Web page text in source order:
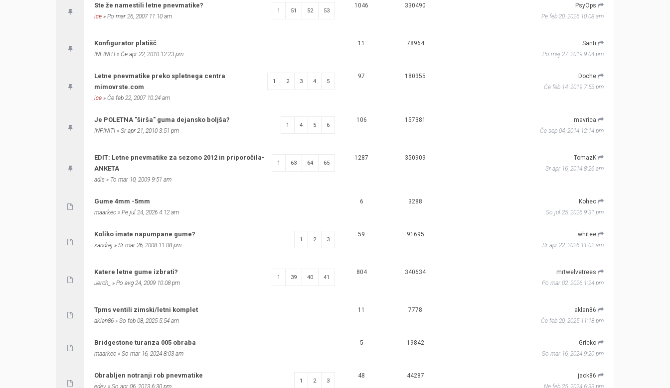
1 51 52 53
Ste že namestili letne pnevmatike?
ice » Po mar 26, 2007 11:10 am
1046 330490
PsyOps
Pe feb 20, 2026 10:08 am
Konfigurator platišč
INFINITI » Če apr 22, 2010 12:23 pm
11 78964
Santi
Po maj 27, 2019 9:04 pm
1 2 3 4 5
Letne pnevmatike preko spletnega centra
mimovrste.com
ice » Če feb 22, 2007 10:24 am
97 180355
Doche
Če feb 14, 2019 7:53 pm
1 4 5 6
Je POLETNA "širša" guma dejansko boljša?
INFINITI » Sr apr 21, 2010 3:51 pm
106 157381
mavrica
Če sep 04, 2014 12:14 pm
1 63 64 65
EDIT: Letne pnevmatike za sezono 2012 in priporočila-
ANKETA
adis » To mar 10, 2009 9:51 am
1287 350909
TomazK
Sr apr 16, 2014 8:26 am
Gume 4mm -5mm
maarkec » Pe jul 24, 2026 4:12 am
6 3288
Kohec
So jul 25, 2026 9:31 pm
1 2 3
Koliko imate napumpane gume?
xandrej » Sr mar 26, 2008 11:08 pm
59 91695
whitee
Sr apr 22, 2026 11:02 am
1 39 40 41
Katere letne gume izbrati?
Jerch_ » Po avg 24, 2009 10:08 pm
804 340634
mrtwelvetrees
Po mar 02, 2026 1:24 pm
Tpms ventili zimski/letni komplet
aklan86 » So feb 08, 2025 5:54 am
11 7778
aklan86
Če feb 20, 2025 11:18 pm
Bridgestone turanza 005 obraba
maarkec » So mar 16, 2024 8:03 am
5 19842
Gricko
So mar 16, 2024 9:20 pm
1 2 3
Obrabljen notranji rob pnevmatike
edey » So apr 06, 2013 6:30 pm
48 44287
jack86
Ne feb 25, 2024 6:33 pm